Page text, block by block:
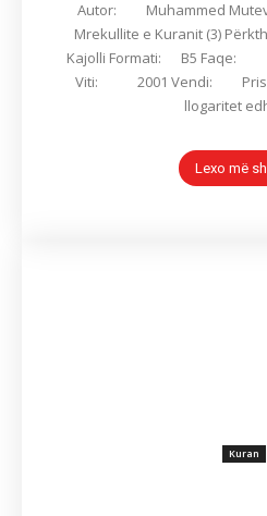
Autor: Muhammed Muteveli
Mrekullite e Kuranit (3)
Kajolli Formati: B5 Faqe: 136 Botues: Zëri ynë
Viti: 2001 Vendi: Prishtinë Ky libër
llogaritet
Lexo më
Kuran